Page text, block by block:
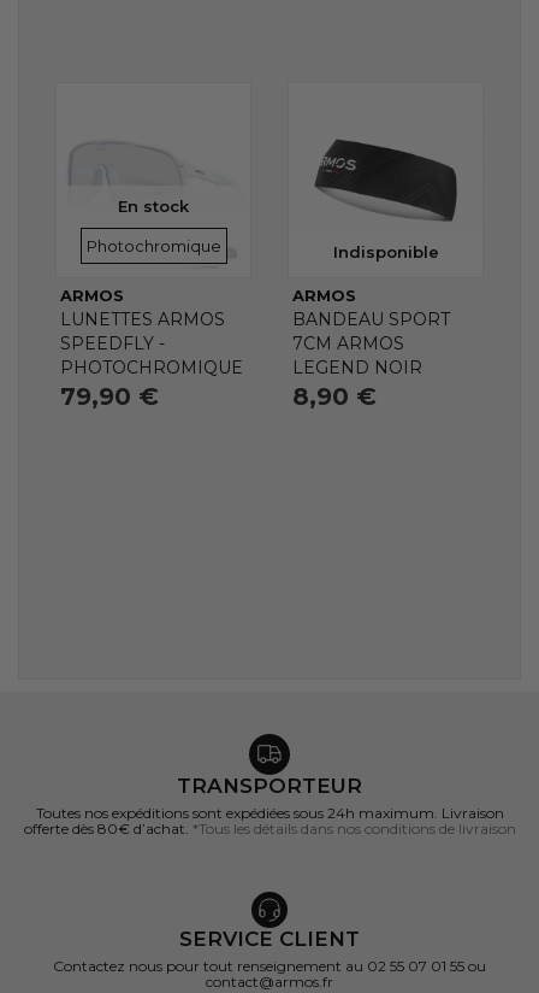
En stock
VERRES
Photochromique
ARMOS
LUNETTES ARMOS
SPEEDFLY -
PHOTOCHROMIQUE
79,90 €
Indisponible
ARMOS
BANDEAU SPORT
7CM ARMOS
LEGEND NOIR
8,90 €
TRANSPORTEUR
Toutes nos expéditions sont expédiées sous 24h maximum. Livraison
offerte dès 80€ d’achat. *Tous les détails dans nos conditions de livraison
SERVICE CLIENT
Contactez nous pour tout renseignement au 02 55 07 01 55 ou
contact@armos.fr